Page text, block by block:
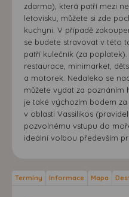
zdarma), která patří mezi
letovisku, můžete si zde
kuchyni. V případě
se budete stravovat v této
patří kulečník (za
restaurace, minimarket,
a motorek. Nedaleko se
můžete vydat za poznáním
je také výchozím bodem
v oblasti Vassilikos
pozvolnému vstupu do
ideální volbou především
Termíny Informace Mapa